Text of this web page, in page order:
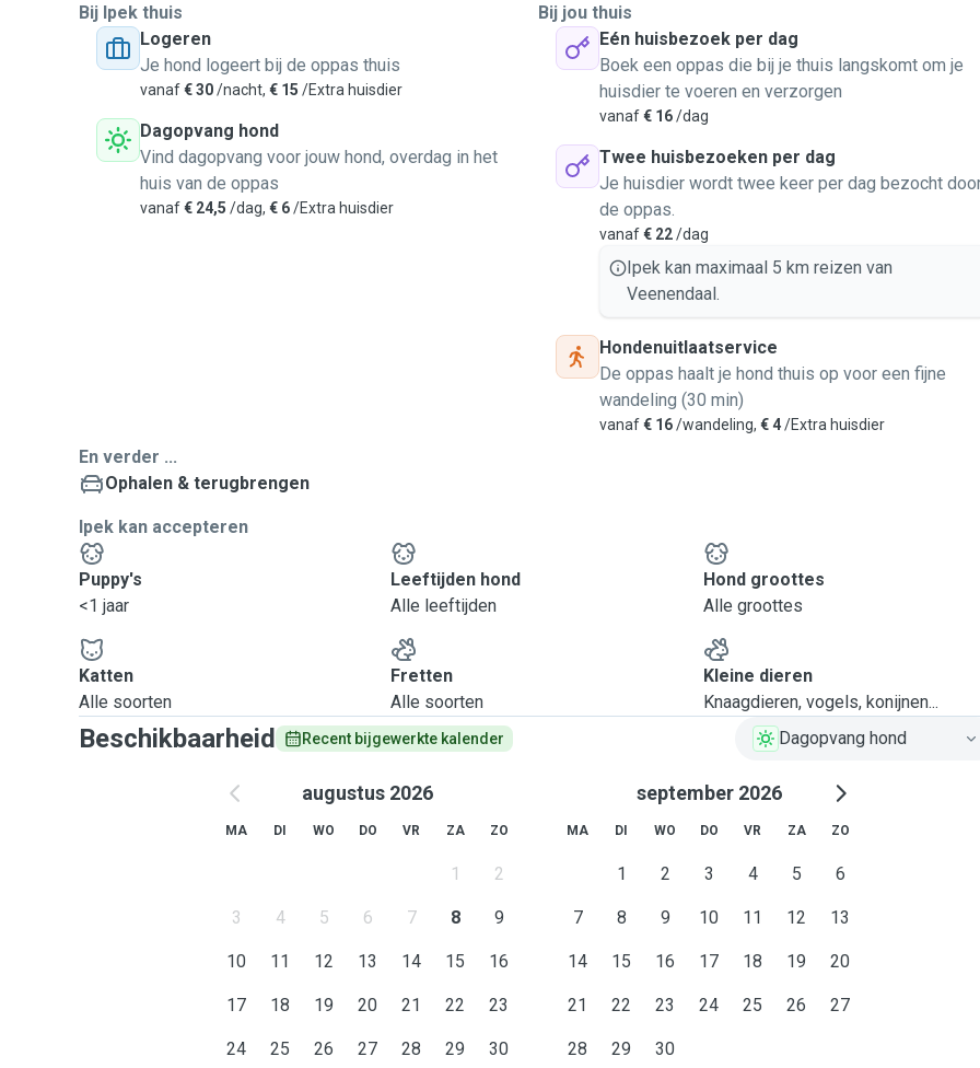
Bij Ipek thuis
Logeren
Je hond logeert bij de oppas thuis
vanaf€ 30/nacht, € 15 /Extra huisdier
Dagopvang hond
Vind dagopvang voor jouw hond, overdag in het
huis van de oppas
vanaf€ 24,5 /dag, € 6/Extra huisdier
Bij jou thuis
Eén huisbezoek per dag
Boek een oppas die bij je thuis langskomt om je
huisdier te voeren en verzorgen
vanaf€ 16/dag
Twee huisbezoeken per dag
Je huisdier wordt twee keer per dag bezocht
de oppas.
vanaf€ 22/dag
Ipek kan maximaal 5 km reizen van
Veenendaal.
Hondenuitlaatservice
De oppas haalt je hond thuis op voor een fijne
wandeling (30 min)
vanaf€ 16/wandeling, € 4/Extra huisdier
En verder ...
Ophalen & terugbrengen
Ipek kan accepteren
Puppy's
<1 jaar
Leeftijden hond
Alle leeftijden
Hond groottes
Alle groottes
Katten
Alle soorten
Fretten
Alle soorten
Kleine dieren
Knaagdieren, vogels, konijnen...
Beschikbaarheid Recent bijgewerkte kalender Dagopvang hond
augustus 2026
MA DI WO DO VR ZA ZO
1 2
3 4 5 6 7 8 9
10 11 12 13 14 15 16
17 18 19 20 21 22 23
24 25 26 27 28 29 30
september 2026
MA DI WO DO VR ZA ZO
1 2 3 4 5 6
7 8 9 10 11 12 13
14 15 16 17 18 19 20
21 22 23 24 25 26 27
28 29 30